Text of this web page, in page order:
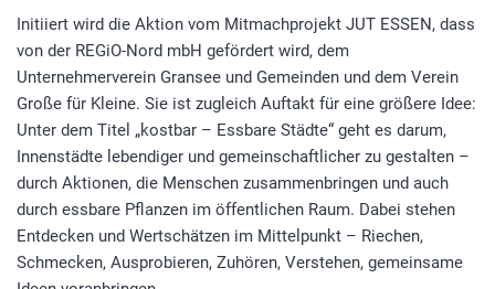
Initiiert wird die Aktion vom Mitmachprojekt JUT ESSEN, dass
von der REGiO-Nord mbH gefördert wird, dem
Unternehmerverein Gransee und Gemeinden und dem Verein
Große für Kleine. Sie ist zugleich Auftakt für eine größere Idee:
Unter dem Titel „kostbar – Essbare Städte“ geht es darum,
Innenstädte lebendiger und gemeinschaftlicher zu gestalten –
durch Aktionen, die Menschen zusammenbringen und auch
durch essbare Pflanzen im öffentlichen Raum. Dabei stehen
Entdecken und Wertschätzen im Mittelpunkt – Riechen,
Schmecken, Ausprobieren, Zuhören, Verstehen, gemeinsame